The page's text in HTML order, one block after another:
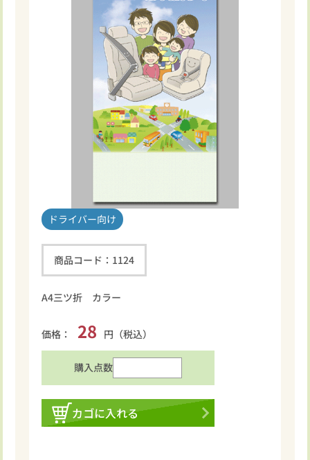
ドライバー向け
商品コード： 1124
A4三ツ折 カラー
価格： 28 円（税込）
購入点数
カゴに入れる